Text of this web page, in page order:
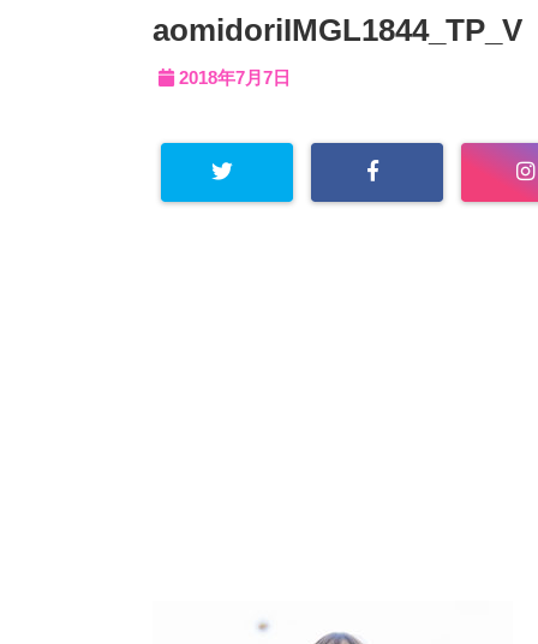
aomidoriIMGL1844_TP_V
2018年7月7日